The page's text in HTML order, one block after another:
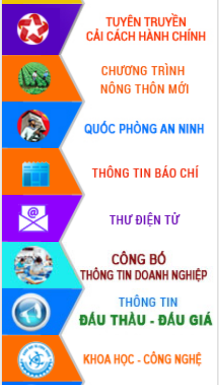
Kết nối tour, đẩy mạnh chuyển đổi số
để phát triển du lịch Đắk Lắk
Khởi động Dự án Đầu tư xây dựng hạ
tầng kỹ thuật Cụm công nghiệp Tân
Gặp mặt các cơ quan báo chí nhân Kỷ
niệm 101 năm Ngày Báo chí Cách
mạng Việt Nam
Đắk Lắk sơ kết 4 năm triển khai thực
hiện Đề án 06 của Chính phủ
Họp báo thông tin về Hội nghị Công bố
Quy hoạch và Xúc tiến đầu tư tỉnh Đắk
Lắk
Khơi thông điểm nghẽn, đẩy nhanh
giải ngân vốn khắc phục thiên tai
HĐND tỉnh thông qua điều chỉnh Quy
hoạch tỉnh thời kỳ 2021-2030
Hội thảo góp ý hồ sơ điều chỉnh quy
hoạch tỉnh Đắk Lắk thời kỳ 2021-2030,
tầm nhìn đến năm 2050
Nâng cao hiệu quả hoạt động của các
doanh nghiệp nhà nước
Hội nghị triển khai kết nối mạng
truyền số liệu chuyên dùng phục vụ cơ
quan Đảng, Nhà nước
Lễ phát động chuỗi hoạt động chung
tay làm sạch môi trường
Xã Ea Kar bước chuyển mình trong
công tác cải cách hành chính mô hình
mới
UBND tỉnh họp báo định kỳ tháng 4
năm 2026
Hội thảo khoa học “Giải pháp thúc đẩy
phát triển nền kinh tế xanh tại tỉnh
Đắk Lắk”